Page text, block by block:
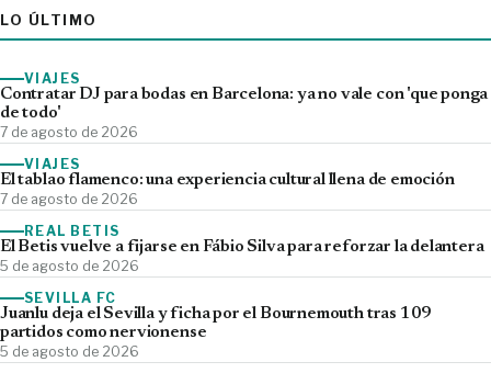
LO ÚLTIMO
VIAJES
Contratar DJ para bodas en Barcelona: ya no vale con 'que ponga
de todo'
7 de agosto de 2026
VIAJES
El tablao flamenco: una experiencia cultural llena de emoción
7 de agosto de 2026
REAL BETIS
El Betis vuelve a fijarse en Fábio Silva para reforzar la delantera
5 de agosto de 2026
SEVILLA FC
Juanlu deja el Sevilla y ficha por el Bournemouth tras 109
partidos como nervionense
5 de agosto de 2026